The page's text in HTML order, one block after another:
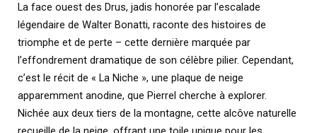
La face ouest des Drus, jadis honorée par l’escalade
légendaire de Walter Bonatti, raconte des histoires de
triomphe et de perte – cette dernière marquée par
l’effondrement dramatique de son célèbre pilier. Cependant,
c’est le récit de « La Niche », une plaque de neige
apparemment anodine, que Pierrel cherche à explorer.
Nichée aux deux tiers de la montagne, cette alcôve naturelle